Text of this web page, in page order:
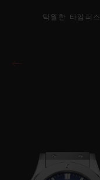
탁월한 타임피스